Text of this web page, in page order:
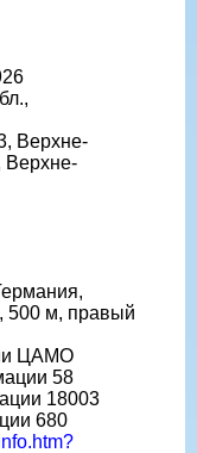
Верхне-
Верхне-
500 м, правый
ЦАМО
58
18003
680